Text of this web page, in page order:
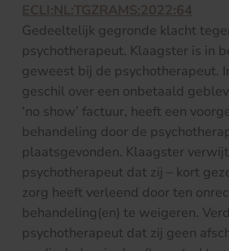
ECLI:NL:TGZRAMS:2022:64
Gedeeltelijk gegronde klacht
psychotherapeut. Klaagster is in
geweest bij de psychotherapeut.
geschil over een onbetaald
‘no show’ factuur, heeft een
behandeling door de
plaatsgevonden. Klaagster
psychotherapeut dat zij – kort
zorg heeft verleend door ten
behandeling(en) te weigeren.
psychotherapeut dat zij geen